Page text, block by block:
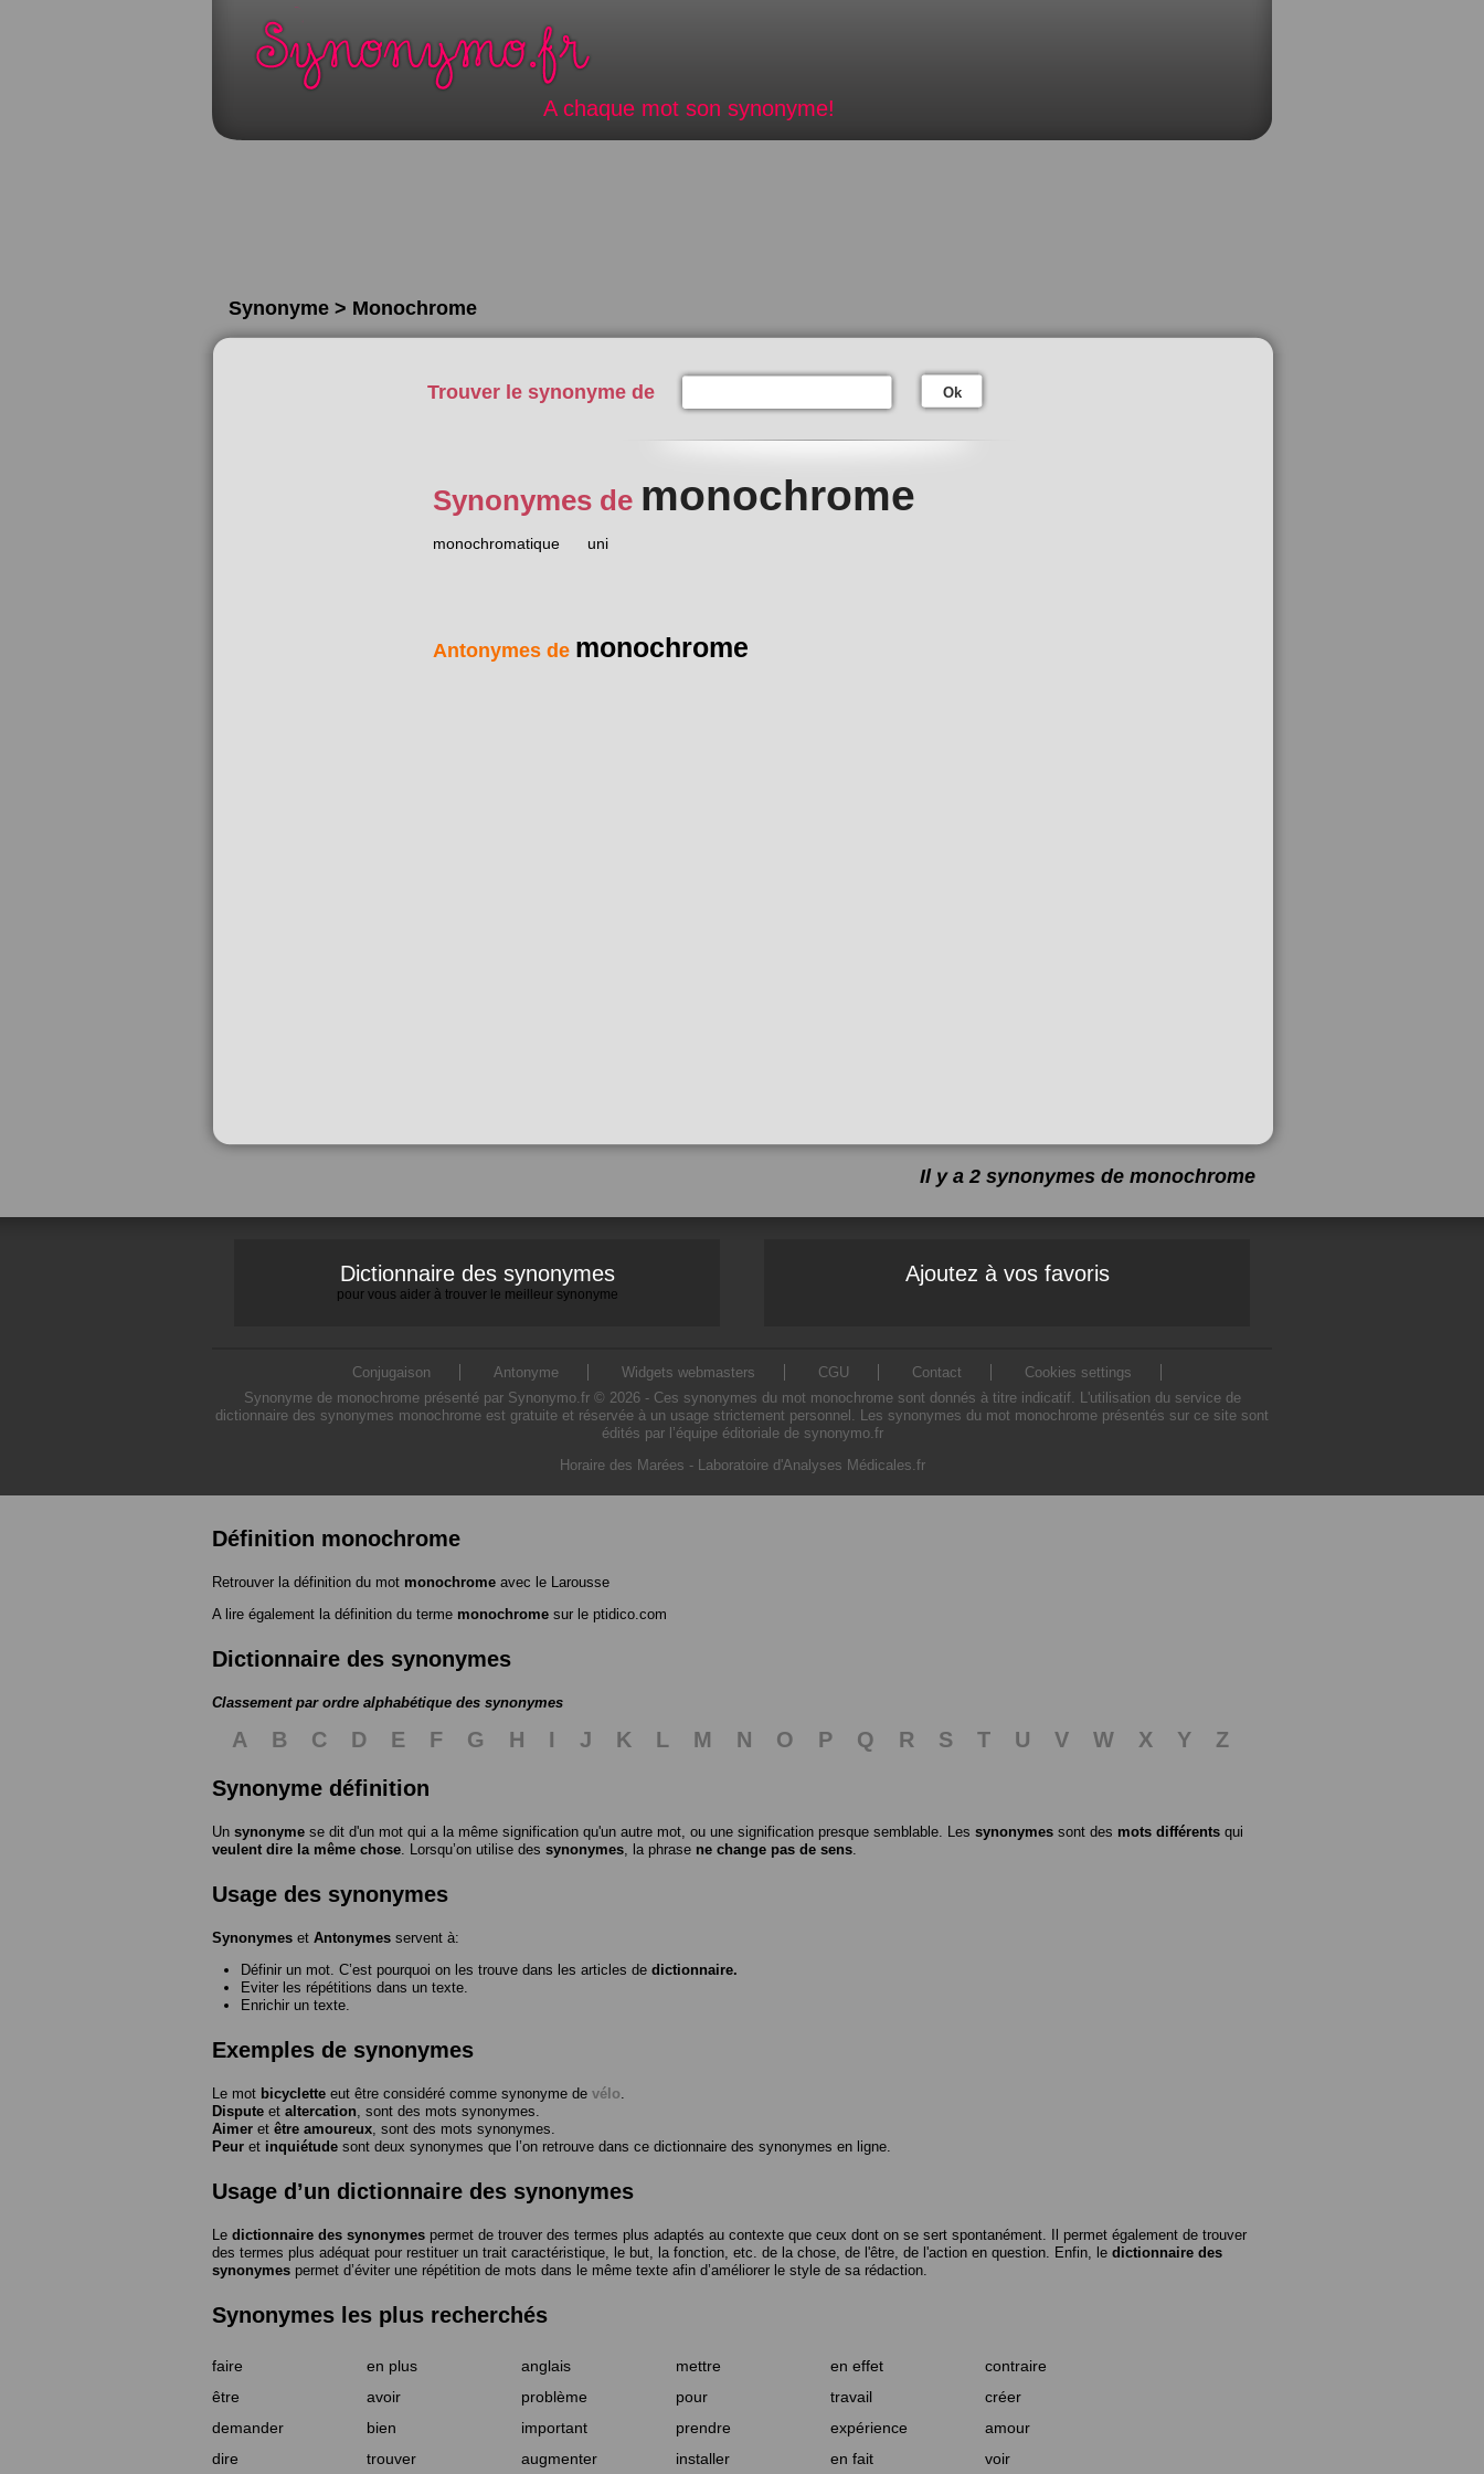
A chaque mot son synonyme!
Synonyme > Monochrome
Trouver le synonyme de Ok
Synonymes de monochrome
monochromatique uni
Antonymes de monochrome
Il y a 2 synonymes de monochrome
Dictionnaire des synonymes
pour vous aider à trouver le meilleur synonyme
Ajoutez à vos favoris
Conjugaison Antonyme Widgets webmasters CGU Contact
Cookies settings
Synonyme de monochrome présenté par Synonymo.fr © 2026 - Ces synonymes du mot monochrome sont donnés à titre indicatif. L'utilisation du service de
dictionnaire des synonymes monochrome est gratuite et réservée à un usage strictement personnel. Les synonymes du mot monochrome présentés sur ce site sont
édités par l’équipe éditoriale de synonymo.fr
Horaire des Marées - Laboratoire d'Analyses Médicales.fr
Définition monochrome
Retrouver la définition du mot monochrome avec le Larousse
A lire également la définition du terme monochrome sur le ptidico.com
Dictionnaire des synonymes
Classement par ordre alphabétique des synonymes
A B C D E F G H I J K L M N O P Q R S T U V W X Y
Z
Synonyme définition
Un synonyme se dit d'un mot qui a la même signification qu'un autre mot, ou une signification presque semblable. Les synonymes sont des mots différents qui
veulent dire la même chose . Lorsqu’on utilise des synonymes , la phrase ne change pas de sens
Usage des synonymes
Synonymes et Antonymes servent à:
Définir un mot. C’est pourquoi on les trouve dans les articles de dictionnaire.
Eviter les répétitions dans un texte.
Enrichir un texte.
Exemples de synonymes
Le mot bicyclette eut être considéré comme synonyme de vélo
Dispute et altercation , sont des mots synonymes.
Aimer et être amoureux , sont des mots synonymes.
Peur et inquiétude sont deux synonymes que l’on retrouve dans ce dictionnaire des synonymes en ligne.
Usage d’un dictionnaire des synonymes
Le dictionnaire des synonymes permet de trouver des termes plus adaptés au contexte que ceux dont on se sert spontanément. Il permet également de trouver
des termes plus adéquat pour restituer un trait caractéristique, le but, la fonction, etc. de la chose, de l'être, de l'action en question. Enfin, le dictionnaire des
synonymes permet d’éviter une répétition de mots dans le même texte afin d’améliorer le style de sa rédaction.
Synonymes les plus recherchés
faire en plus anglais mettre en effet
contraire
être
avoir problème pour travail
créer
demander
bien important prendre expérience
amour
dire
trouver augmenter installer en fait voir